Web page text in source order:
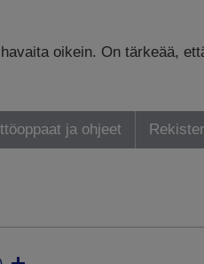
oikein. On tärkeää,
ja ohjeet